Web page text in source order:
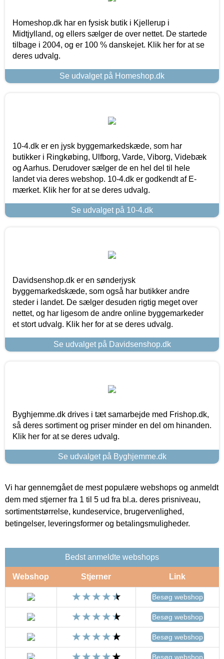
Homeshop.dk har en fysisk butik i Kjellerup i
Midtjylland, og ellers sælger de over nettet. De startede
tilbage i 2004, og er 100 % danskejet. Klik her for at se
deres udvalg.
Se udvalget på Homeshop.dk
10-4.dk er en jysk byggemarkedskæde, som har
butikker i Ringkøbing, Ulfborg, Varde, Viborg, Videbæk
og Aarhus. Derudover sælger de en hel del til hele
landet via deres webshop. 10-4.dk er godkendt af E-
mærket. Klik her for at se deres udvalg.
Se udvalget på 10-4.dk
Davidsenshop.dk er en sønderjysk
byggemarkedskæde, som også har butikker andre
steder i landet. De sælger desuden rigtig meget over
nettet, og har ligesom de andre online byggemarkeder
et stort udvalg. Klik her for at se deres udvalg.
Se udvalget på Davidsenshop.dk
Byghjemme.dk drives i tæt samarbejde med Frishop.dk,
så deres sortiment og priser minder en del om hinanden.
Klik her for at se deres udvalg.
Se udvalget på Byghjemme.dk
Vi har gennemgået de mest populære webshops og anmeldt
dem med stjerner fra 1 til 5 ud fra bl.a. deres prisniveau,
sortimentstørrelse, kundeservice, brugervenlighed,
betingelser, leveringsformer og betalingsmuligheder.
Bedst anmeldte webshops
Webshop Stjerner Link
Besøg webshop
Besøg webshop
Besøg webshop
Besøg webshop